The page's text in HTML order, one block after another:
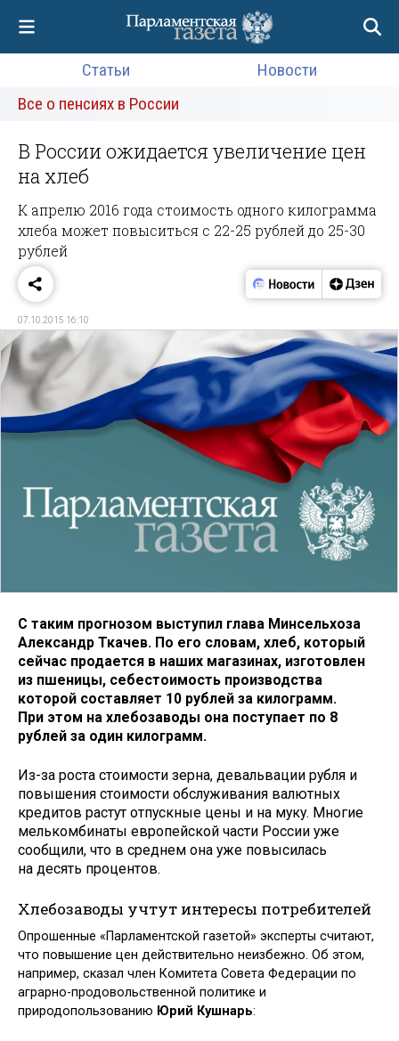
Статьи
Новости
Все о пенсиях в России
В России ожидается увеличение цен
на хлеб
К апрелю 2016 года стоимость одного килограмма
хлеба может повыситься с 22-25 рублей до 25-30
рублей
07.10.2015 16:10
С таким прогнозом выступил глава Минсельхоза
Александр Ткачев. По его словам, хлеб, который
сейчас продается в наших магазинах, изготовлен
из пшеницы, себестоимость производства
которой составляет 10 рублей за килограмм.
При этом на хлебозаводы она поступает по 8
рублей за один килограмм.
Из-за роста стоимости зерна, девальвации рубля и
повышения стоимости обслуживания валютных
кредитов растут отпускные цены и на муку. Многие
мелькомбинаты европейской части России уже
сообщили, что в среднем она уже повысилась
на десять процентов.
Хлебозаводы учтут интересы потребителей
Опрошенные «Парламентской газетой» эксперты считают,
что повышение цен действительно неизбежно. Об этом,
например, сказал член Комитета Совета Федерации по
аграрно-продовольственной политике и
природопользованию Юрий Кушнарь: